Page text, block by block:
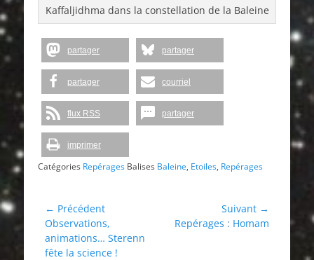
Kaffaljidhma dans la constellation de la Baleine
partager partager
partager courriel
flux RSS partager
imprimer
Catégories Repérages Balises Baleine, Etoiles, Repérages
Navigation
de
l’article
← Précédent
Article
précédent :
Observations,
animations… Sterenn
fête la science !
Suivant →
ArticleRepérages : Homam